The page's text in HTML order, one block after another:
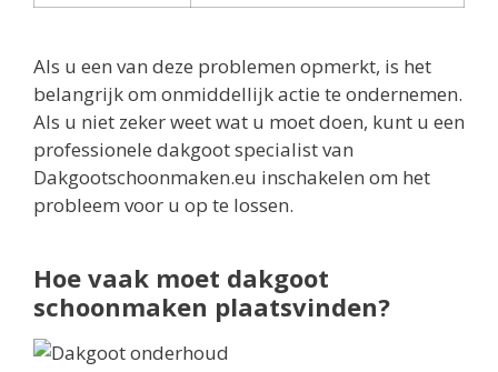
Als u een van deze problemen opmerkt, is het
belangrijk om onmiddellijk actie te ondernemen.
Als u niet zeker weet wat u moet doen, kunt u een
professionele dakgoot specialist van
Dakgootschoonmaken.eu inschakelen om het
probleem voor u op te lossen.
Hoe vaak moet dakgoot
schoonmaken plaatsvinden?